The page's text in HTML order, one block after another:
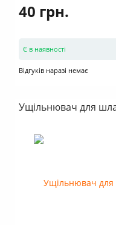
40 грн.
Є в наявності
Відгуків наразі немає
Ущільнювач для